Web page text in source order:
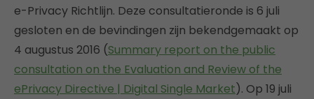
e-Privacy Richtlijn. Deze consultatieronde is 6 juli
gesloten en de bevindingen zijn bekendgemaakt op
4 augustus 2016 (Summary report on the public
consultation on the Evaluation and Review of the
ePrivacy Directive | Digital Single Market). Op 19 juli